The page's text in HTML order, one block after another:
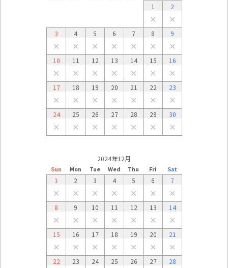
1
✕
2
✕
3
✕
4
✕
5
✕
6
✕
7
✕
8
✕
9
✕
10
✕
11
✕
12
✕
13
✕
14
✕
15
✕
16
✕
17
✕
18
✕
19
✕
20
✕
21
✕
22
✕
23
✕
24
✕
25
✕
26
✕
27
✕
28
✕
29
✕
30
✕
2024年12月
Sun Mon Tue Wed Thu Fri Sat
1
✕
2
✕
3
✕
4
✕
5
✕
6
✕
7
✕
8
✕
9
✕
10
✕
11
✕
12
✕
13
✕
14
✕
15
✕
16
✕
17
✕
18
✕
19
✕
20
✕
21
✕
22 23 24 25 26 27 28